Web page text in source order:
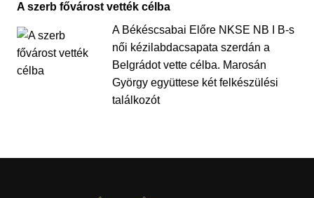
A szerb fővárost vették célba
A Békéscsabai Előre NKSE NB I B-s
női kézilabdacsapata szerdán a
Belgrádot vette célba. Marosán
György együttese két felkészülési
találkozót